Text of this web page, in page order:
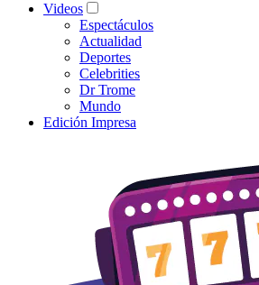
Videos
Espectáculos
Actualidad
Deportes
Celebrities
Dr Trome
Mundo
Edición Impresa